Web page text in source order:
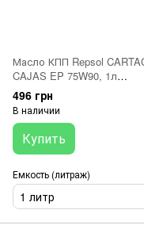
Масло КПП Repsol
CAJAS EP 75W90, 1л
(RPP4006JHA)
496 грн
В наличии
Купить
Емкость (литраж)
1 литр